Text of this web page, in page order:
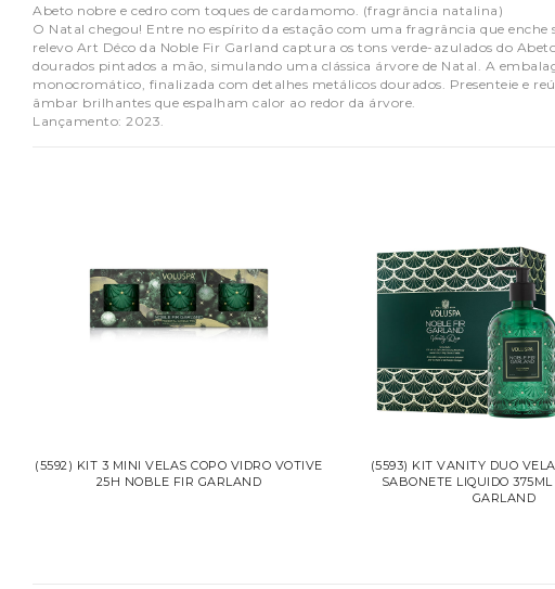
Abeto nobre e cedro com toques de cardamomo. (fragrância natalina)
O Natal chegou! Entre no espírito da estação com uma fragrância que enche
relevo Art Déco da Noble Fir Garland captura os tons verde-azulados do
dourados pintados a mão, simulando uma clássica árvore de Natal. A
monocromático, finalizada com detalhes metálicos dourados. Presenteie e
âmbar brilhantes que espalham calor ao redor da árvore.
Lançamento: 2023.
(5592) KIT 3 MINI VELAS COPO VIDRO VOTIVE
25H NOBLE FIR GARLAND
(5593) KIT VANITY DUO
SABONETE LIQUIDO
GARLAND